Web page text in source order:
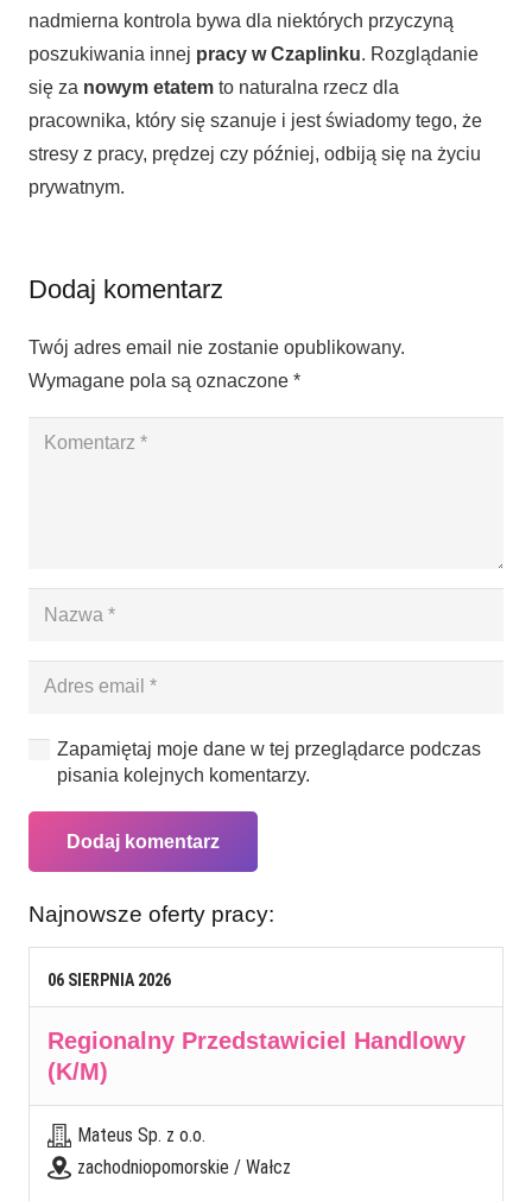
nadmierna kontrola bywa dla niektórych przyczyną
poszukiwania innej pracy w Czaplinku. Rozglądanie
się za nowym etatem to naturalna rzecz dla
pracownika, który się szanuje i jest świadomy tego, że
stresy z pracy, prędzej czy później, odbiją się na życiu
prywatnym.
Dodaj komentarz
Twój adres email nie zostanie opublikowany.
Wymagane pola są oznaczone *
Zapamiętaj moje dane w tej przeglądarce podczas
pisania kolejnych komentarzy.
Dodaj komentarz
Najnowsze oferty pracy:
06 SIERPNIA 2026
Regionalny Przedstawiciel Handlowy
(K/M)
Mateus Sp. z o.o.
zachodniopomorskie / Wałcz